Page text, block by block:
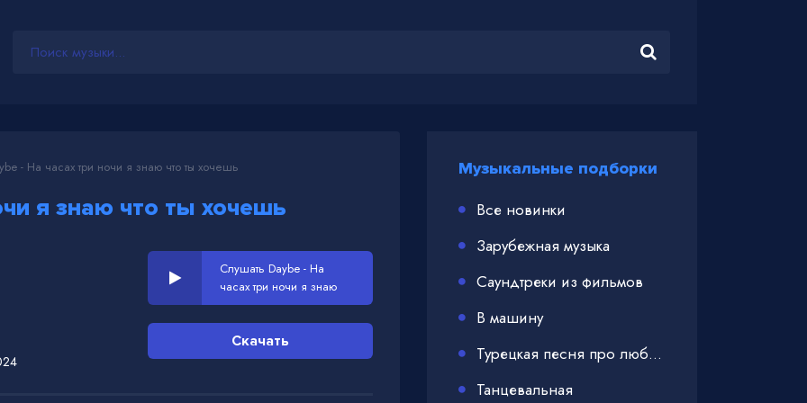
- На часах три ночи я знаю что ты хочешь
я знаю что ты хочешь
Слушать Daybe - На
часах три ночи я знаю
что ты хочешь
Скачать
Музыкальные подборки
Все новинки
Зарубежная музыка
Саундтреки из фильмов
В машину
Турецкая песня про любовь
Танцевальная